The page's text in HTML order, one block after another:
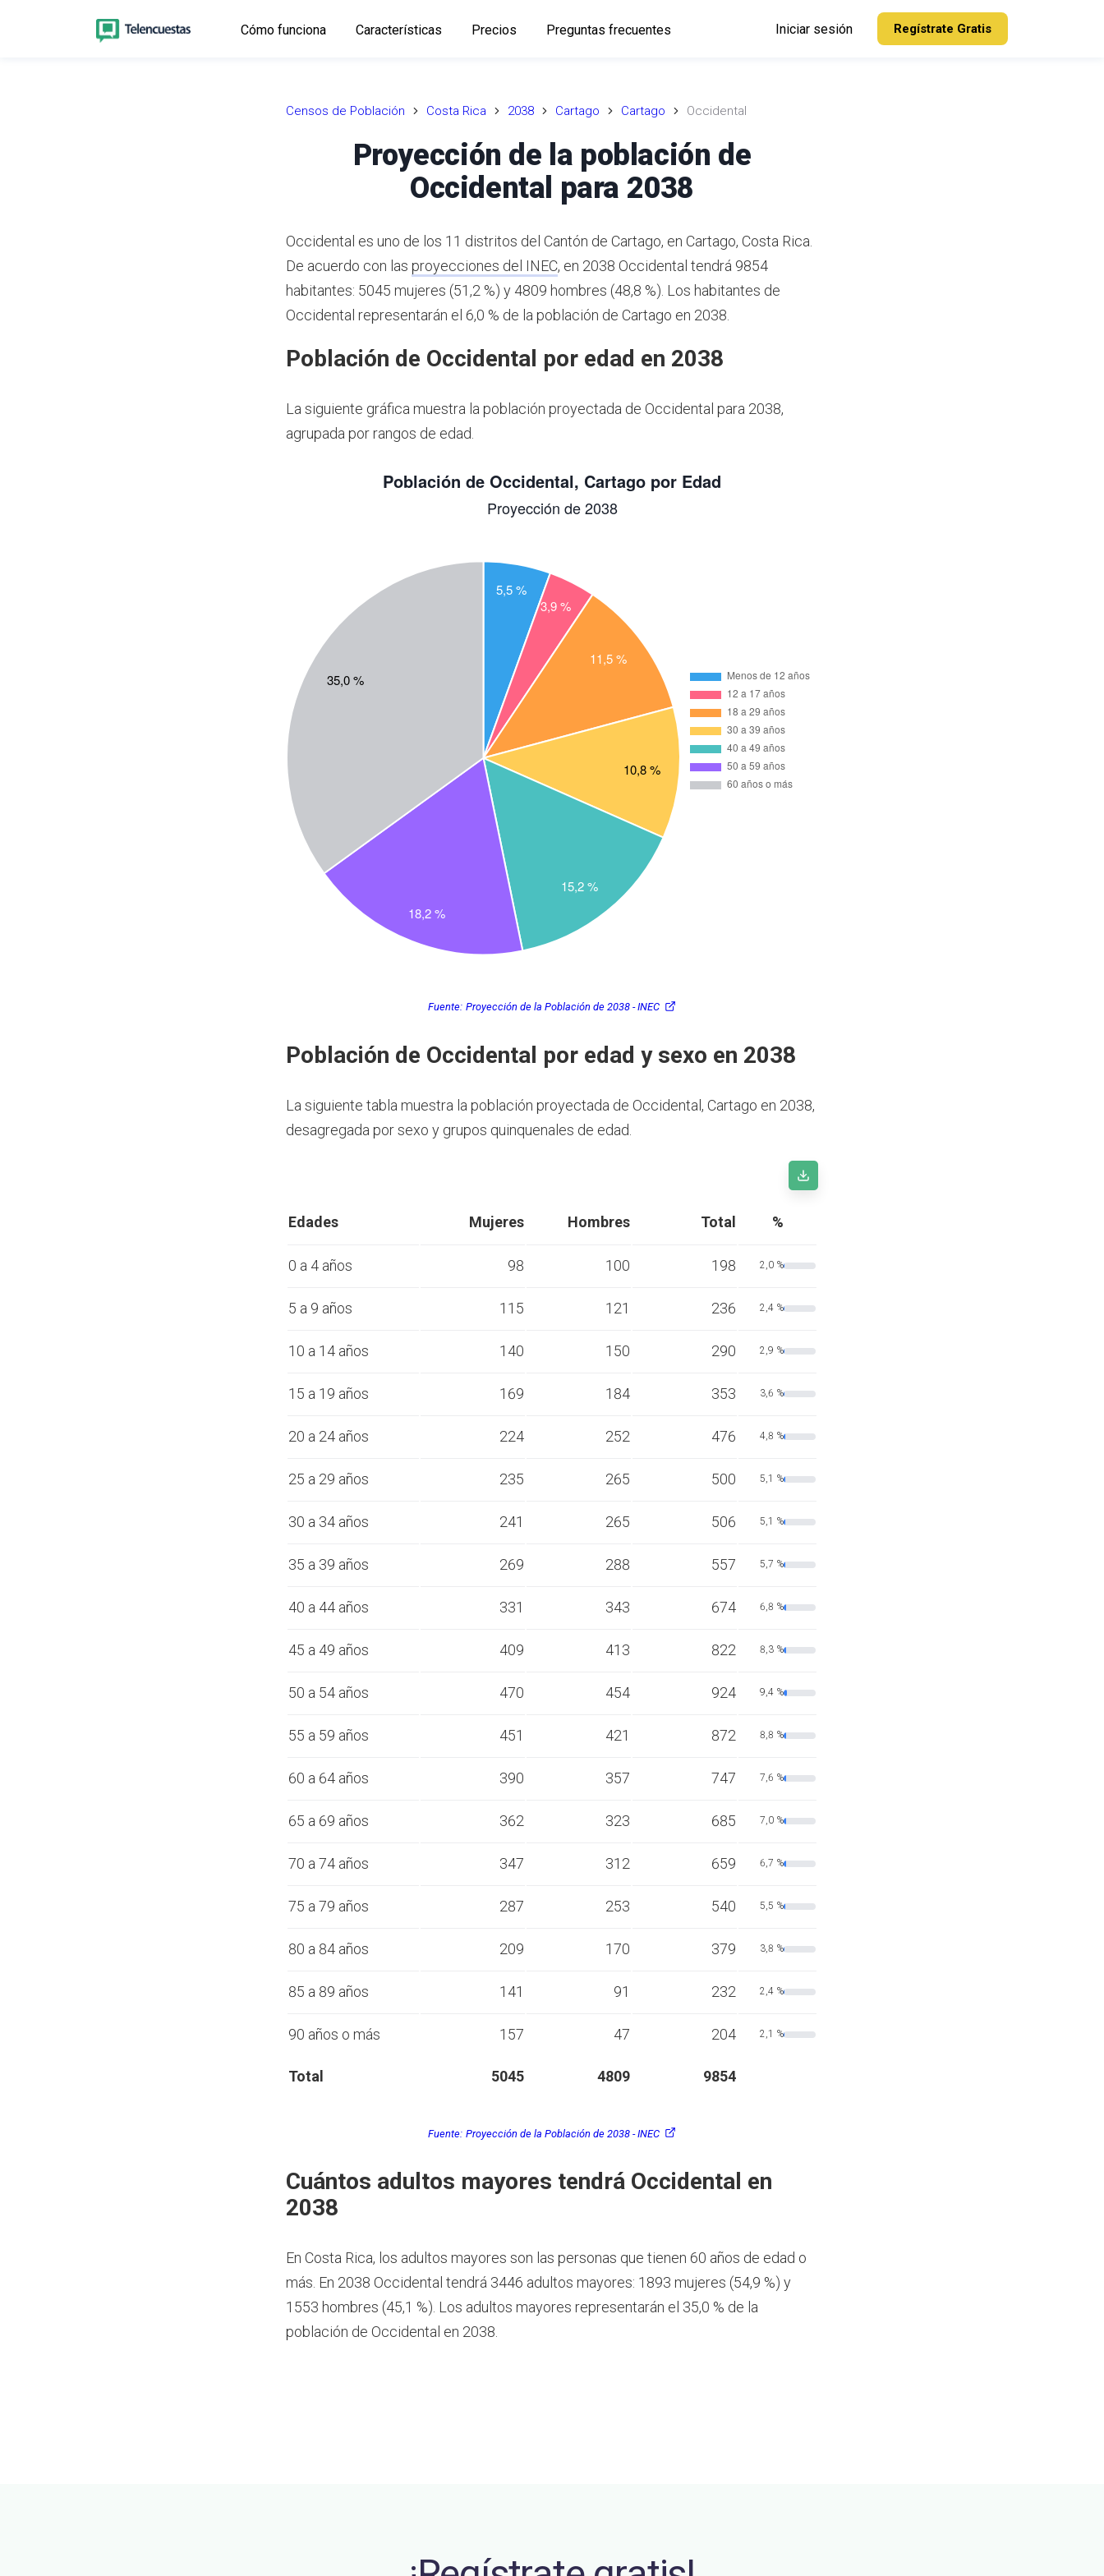
Cómo funciona Características Precios Preguntas frecuentes Iniciar sesión Regístrate Gratis
Censos de Población Costa Rica 2038 Cartago Cartago Occidental
Proyección de la población de
Occidental para 2038
Occidental es uno de los 11 distritos del Cantón de Cartago, en Cartago, Costa Rica.
De acuerdo con las proyecciones del INEC, en 2038 Occidental tendrá 9854
habitantes: 5045 mujeres (51,2 %) y 4809 hombres (48,8 %). Los habitantes de
Occidental representarán el 6,0 % de la población de Cartago en 2038.
Población de Occidental por edad en 2038
La siguiente gráfica muestra la población proyectada de Occidental para 2038,
agrupada por rangos de edad.
Fuente: Proyección de la Población de 2038 - INEC
Población de Occidental por edad y sexo en 2038
La siguiente tabla muestra la población proyectada de Occidental, Cartago en 2038,
desagregada por sexo y grupos quinquenales de edad.
Edades Mujeres Hombres Total %
0 a 4 años 98 100 198 2,0 %
5 a 9 años 115 121 236 2,4 %
10 a 14 años 140 150 290 2,9 %
15 a 19 años 169 184 353 3,6 %
20 a 24 años 224 252 476 4,8 %
25 a 29 años 235 265 500 5,1 %
30 a 34 años 241 265 506 5,1 %
35 a 39 años 269 288 557 5,7 %
40 a 44 años 331 343 674 6,8 %
45 a 49 años 409 413 822 8,3 %
50 a 54 años 470 454 924 9,4 %
55 a 59 años 451 421 872 8,8 %
60 a 64 años 390 357 747 7,6 %
65 a 69 años 362 323 685 7,0 %
70 a 74 años 347 312 659 6,7 %
75 a 79 años 287 253 540 5,5 %
80 a 84 años 209 170 379 3,8 %
85 a 89 años 141 91 232 2,4 %
90 años o más 157 47 204 2,1 %
Total 5045 4809 9854
Fuente: Proyección de la Población de 2038 - INEC
Cuántos adultos mayores tendrá Occidental en
2038
En Costa Rica, los adultos mayores son las personas que tienen 60 años de edad o
más. En 2038 Occidental tendrá 3446 adultos mayores: 1893 mujeres (54,9 %) y
1553 hombres (45,1 %). Los adultos mayores representarán el 35,0 % de la
población de Occidental en 2038.